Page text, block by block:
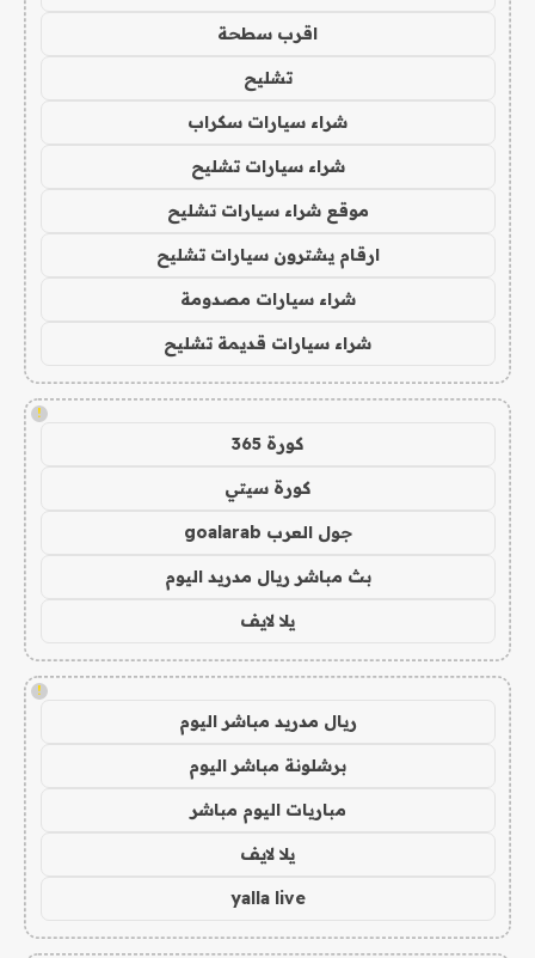
اقرب سطحة
تشليح
شراء سيارات سكراب
شراء سيارات تشليح
موقع شراء سيارات تشليح
ارقام يشترون سيارات تشليح
شراء سيارات مصدومة
شراء سيارات قديمة تشليح
!
كورة 365
كورة سيتي
جول العرب goalarab
بث مباشر ريال مدريد اليوم
يلا لايف
!
ريال مدريد مباشر اليوم
برشلونة مباشر اليوم
مباريات اليوم مباشر
يلا لايف
yalla live